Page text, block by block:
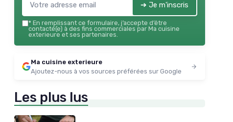
➔ Je m'inscris
* En remplissant ce formulaire, j’accepte d’être
contacté(e) à des fins commerciales par Ma cuisine
exterieure et ses partenaires.
Ma cuisine exterieure
Ajoutez-nous à vos sources préférées sur Google
Les plus lus